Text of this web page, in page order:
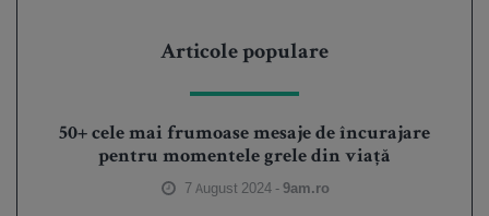
Articole populare
50+ cele mai frumoase mesaje de încurajare
pentru momentele grele din viață
7 August 2024 -9am.ro